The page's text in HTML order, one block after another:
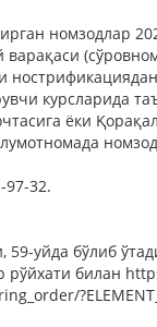
номзодлар
варақаси
курсларида
ёки
97-32.
59-уйда бўлиб
рўйхати билан